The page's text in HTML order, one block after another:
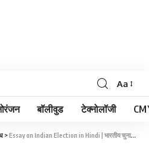
Font
Resizer
Aa
बॉलीवुड टेक्नोलॉजी CM
>Essay on Indian Election in Hindi | भारतीय चुनाव पर निबंध